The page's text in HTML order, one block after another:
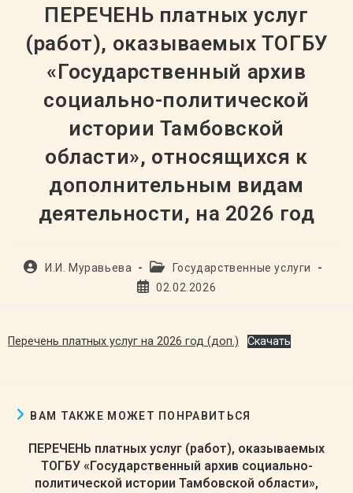
ПЕРЕЧЕНЬ платных услуг
(работ), оказываемых ТОГБУ
«Государственный архив
социально-политической
истории Тамбовской
области», относящихся к
дополнительным видам
деятельности, на 2026 год
АвторИ.И. Муравьева
Рубрика
записи:
Государственные услуги
Запись02.02.2026
Перечень платных услуг на 2026 год (доп.) Скачать
ВАМ ТАКЖЕ МОЖЕТ ПОНРАВИТЬСЯ
ПЕРЕЧЕНЬ платных услуг (работ), оказываемых
ТОГБУ «Государственный архив социально-
политической истории Тамбовской области»,